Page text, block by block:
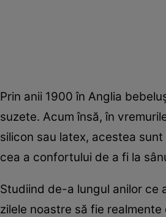
Prin anii 1900 în Anglia
suzete. Acum însă, în
silicon sau latex, acestea
cea a confortului de a fi la
Studiind de-a lungul anilor ce
zilele noastre să fie